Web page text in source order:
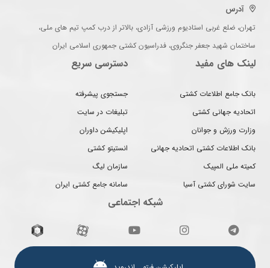
آدرس
تهران، ضلع غربی استادیوم ورزشی آزادی، بالاتر از درب کمپ تیم های ملی،
ساختمان شهید جعفر جنگروی، فدراسیون کشتی جمهوری اسلامی ایران
لینک های مفید
بانک جامع اطلاعات کشتی
اتحادیه جهانی کشتی
وزارت ورزش و جوانان
بانک اطلاعات کشتی اتحادیه جهانی
کمیته ملی المپیک
سایت شورای کشتی آسیا
دسترسی سریع
جستجوی پیشرفته
تبلیغات در سایت
اپلیکیشن داوران
انستیتو کشتی
سازمان لیگ
سامانه جامع کشتی ایران
شبکه اجتماعی